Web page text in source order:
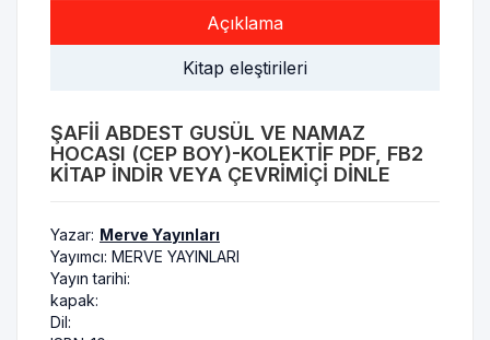
Açıklama
Kitap eleştirileri
ŞAFII ABDEST GUSÜL VE NAMAZ
HOCASI (CEP BOY)-KOLEKTIF PDF, FB2
KITAP INDIR VEYA ÇEVRIMIÇI DINLE
Yazar: Merve Yayınları
Yayımcı: MERVE YAYINLARI
Yayın tarihi:
kapak:
Dil: